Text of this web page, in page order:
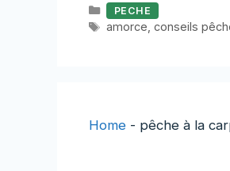
Catégories
PECHE
Étiquettes
amorce conseils
Home - pêche à la